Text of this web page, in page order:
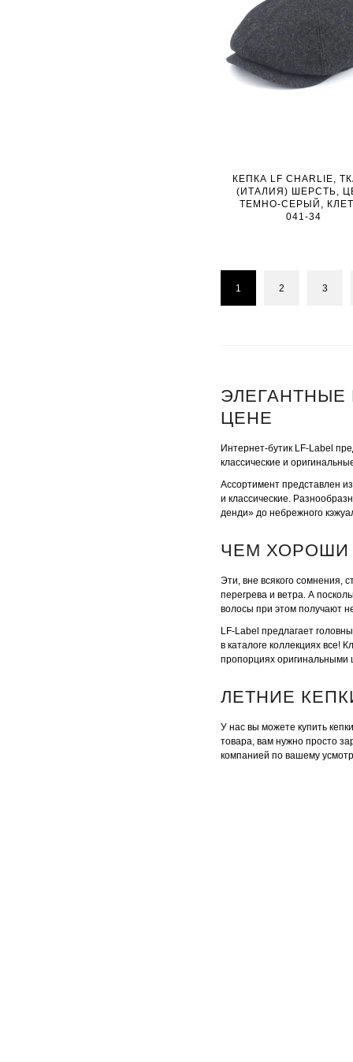
КЕПКА LF CHARLIE,
(ИТАЛИЯ) ШЕРСТЬ,
ТЕМНО-СЕРЫЙ,
041-34
1 2 3
ЦЕНЕ
Интернет-бутик LF-Label
классические и
Ассортимент представлен
и классические.
денди» до небрежного
ЧЕМ ХОРОШИ
Эти, вне всякого сомнения,
перегрева и ветра. А
волосы при этом получают
LF-Label предлагает
в каталоге коллекциях все!
пропорциях оригинальными
ЛЕТНИЕ
У нас вы можете купить
товара, вам нужно просто
компанией по вашему